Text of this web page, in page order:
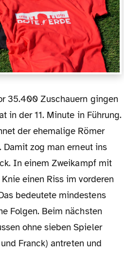
in der 11. Minute in Führung.
der ehemalige Römer
zog man erneut ins
In einem Zweikampf mit
einen Riss im vorderen
bedeutete mindestens
Folgen. Beim nächsten
ohne sieben Spieler
Franck) antreten und